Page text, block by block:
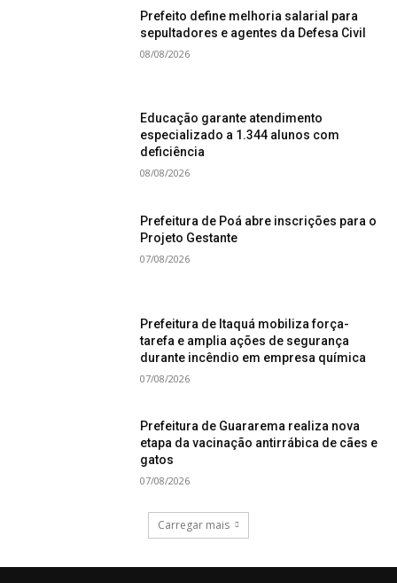
Prefeito define melhoria salarial para
sepultadores e agentes da Defesa Civil
08/08/2026
Educação garante atendimento
especializado a 1.344 alunos com
deficiência
08/08/2026
Prefeitura de Poá abre inscrições para o
Projeto Gestante
07/08/2026
Prefeitura de Itaquá mobiliza força-
tarefa e amplia ações de segurança
durante incêndio em empresa química
07/08/2026
Prefeitura de Guararema realiza nova
etapa da vacinação antirrábica de cães e
gatos
07/08/2026
Carregar mais